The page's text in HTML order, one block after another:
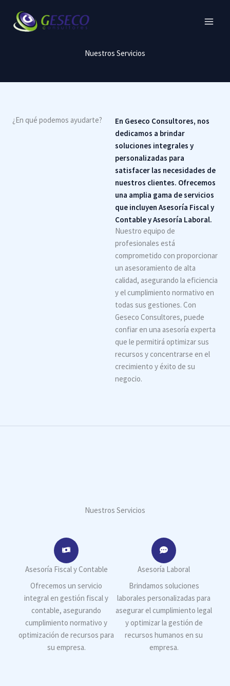
contenido
Nuestros Servicios
¿En qué podemos ayudarte?
En Geseco Consultores, nos
dedicamos a brindar
soluciones integrales y
personalizadas para
satisfacer las necesidades de
nuestros clientes. Ofrecemos
una amplia gama de servicios
que incluyen Asesoría Fiscal y
Contable y Asesoría Laboral.
Nuestro equipo de
profesionales está
comprometido con proporcionar
un asesoramiento de alta
calidad, asegurando la eficiencia
y el cumplimiento normativo en
todas sus gestiones. Con
Geseco Consultores, puede
confiar en una asesoría experta
que le permitirá optimizar sus
recursos y concentrarse en el
crecimiento y éxito de su
negocio.
Nuestros Servicios
Asesoría Fiscal y Contable
Ofrecemos un servicio
integral en gestión fiscal y
contable, asegurando
cumplimiento normativo y
optimización de recursos para
su empresa.
Asesoría Laboral
Brindamos soluciones
laborales personalizadas para
asegurar el cumplimiento legal
y optimizar la gestión de
recursos humanos en su
empresa.